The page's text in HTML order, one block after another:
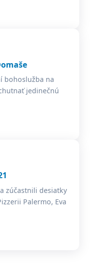
bohoslužba na
jedinečnú
zúčastnili desiatky
Palermo, Eva